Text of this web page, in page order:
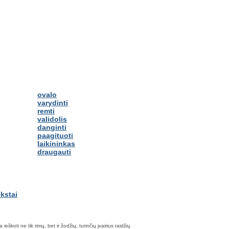
ovalo
varydinti
remti
validolis
danginti
paagituoti
laikininkas
draugauti
ne tik rimų, bet ir žodžių, turinčių įvairius raidžių